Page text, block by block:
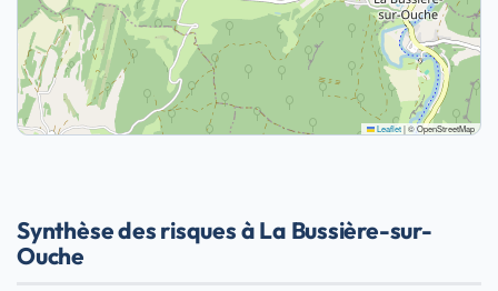
Leaflet|© OpenStreetMap
Synthèse des risques à La Bussière-sur-
Ouche